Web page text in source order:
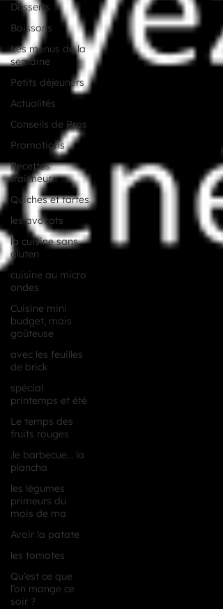
Desserts
Boissons
Les menus de la
semaine
Petits déjeuners
Actualités
Conseils de Pros
Promotions
Recettes
fraicheur
Quiches et tartes
les avocats
la cuisine sans
gluten
cuisine au micro
ondes
Cuisine mini
budget, mais
goûteuse
avec les feuilles
de brick
spécial
printemps et été
Le temps des
fruits rouges
.le barbecue... la
plancha
les légumes
primeurs du
mois de ma
Avoir la patate
les tomates
Qu’est ce que
l’on mange ce
soir ?